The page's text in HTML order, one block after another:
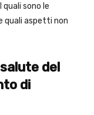
sono le
quali aspetti non
del
di